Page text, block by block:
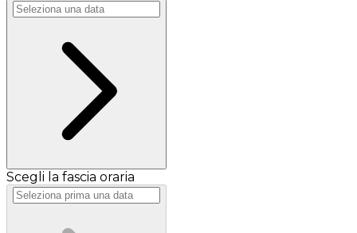
Scegli la fascia oraria